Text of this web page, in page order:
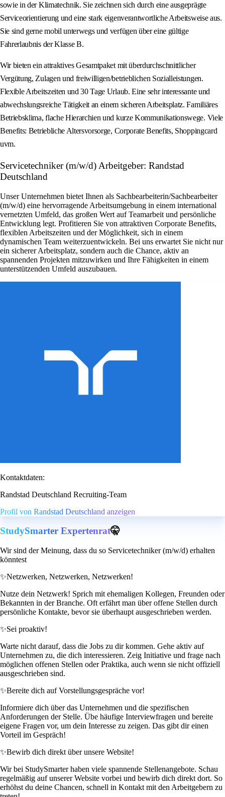
sowie in der Klimatechnik. Sie zeichnen sich durch eine ausgeprägte
Serviceorientierung und eine stark eigenverantwortliche Arbeitsweise aus.
Sie sind gerne mobil unterwegs und verfügen über eine gültige
Fahrerlaubnis der Klasse B.
Wir bieten ein attraktives Gesamtpaket mit überdurchschnittlicher
Vergütung, Zulagen und freiwilligen/betrieblichen Sozialleistungen.
Flexible Arbeitszeiten und 30 Tage Urlaub. Eine sehr interessante und
abwechslungsreiche Tätigkeit an einem sicheren Arbeitsplatz. Familiäres
Betriebsklima, flache Hierarchien und kurze Kommunikationswege. Viele
Benefits: Betriebliche Altersvorsorge, Corporate Benefits, Shoppingcard
uvm.
Servicetechniker (m/w/d) Arbeitgeber: Randstad
Deutschland
Unser Unternehmen bietet Ihnen als Sachbearbeiterin/Sachbearbeiter
(m/w/d) eine hervorragende Arbeitsumgebung in einem international
vernetzten Umfeld, das großen Wert auf Teamarbeit und persönliche
Entwicklung legt. Profitieren Sie von attraktiven Corporate Benefits,
flexiblen Arbeitszeiten und der Möglichkeit, sich in einem
dynamischen Team weiterzuentwickeln. Bei uns erwartet Sie nicht nur
ein sicherer Arbeitsplatz, sondern auch die Chance, aktiv an
spannenden Projekten mitzuwirken und Ihre Fähigkeiten in einem
unterstützenden Umfeld auszubauen.
Kontaktdaten:
Randstad Deutschland Recruiting-Team
Profil von Randstad Deutschland anzeigen
StudySmarter Expertenrat🤫
Wir sind der Meinung, dass du so Servicetechniker (m/w/d) erhalten
könntest
✨Netzwerken, Netzwerken, Netzwerken!
Nutze dein Netzwerk! Sprich mit ehemaligen Kollegen, Freunden oder
Bekannten in der Branche. Oft erfährt man über offene Stellen durch
persönliche Kontakte, bevor sie überhaupt ausgeschrieben werden.
✨Sei proaktiv!
Warte nicht darauf, dass die Jobs zu dir kommen. Gehe aktiv auf
Unternehmen zu, die dich interessieren. Zeig Initiative und frage nach
möglichen offenen Stellen oder Praktika, auch wenn sie nicht offiziell
ausgeschrieben sind.
✨Bereite dich auf Vorstellungsgespräche vor!
Informiere dich über das Unternehmen und die spezifischen
Anforderungen der Stelle. Übe häufige Interviewfragen und bereite
eigene Fragen vor, um dein Interesse zu zeigen. Das gibt dir einen
Vorteil im Gespräch!
✨Bewirb dich direkt über unsere Website!
Wir bei StudySmarter haben viele spannende Stellenangebote. Schau
regelmäßig auf unserer Website vorbei und bewirb dich direkt dort. So
erhöhst du deine Chancen, schnell in Kontakt mit den Arbeitgebern zu